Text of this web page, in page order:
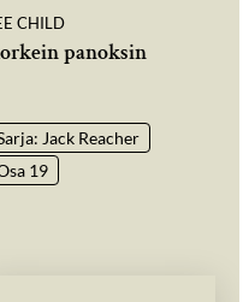
CHILD
panoksin
Jack Reacher
19